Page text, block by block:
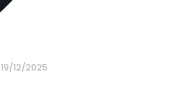
19/12/2025